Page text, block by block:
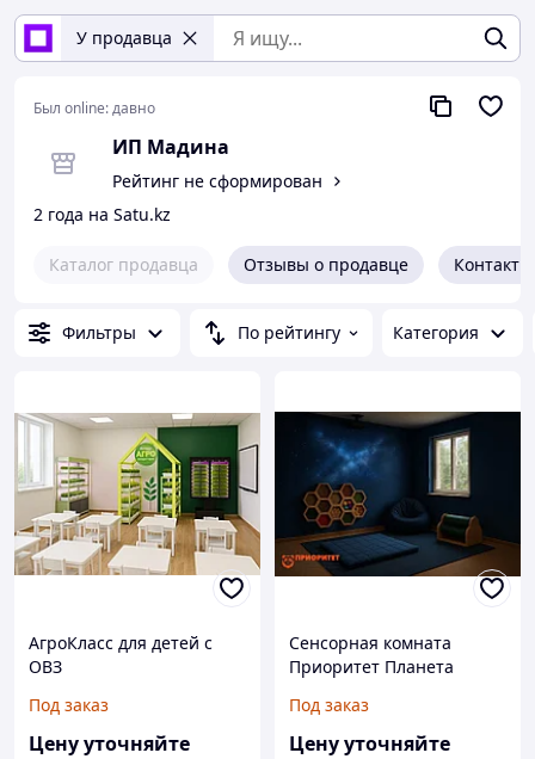
У продавца
Был online:давно
ИП Мадина
Рейтинг не сформирован
2 года на Satu.kz
Каталог продавца Отзывы о продавце Контакты
Фильтры По рейтингу Категория
АгроКласс для детей с
ОВЗ
Под заказ
Цену уточняйте
Сенсорная комната
Приоритет Планета
набор для 40 м2)
Под заказ
Цену уточняйте